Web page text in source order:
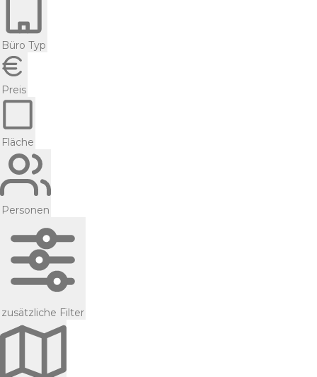
Büro Typ
Preis
Fläche
Personen
zusätzliche Filter